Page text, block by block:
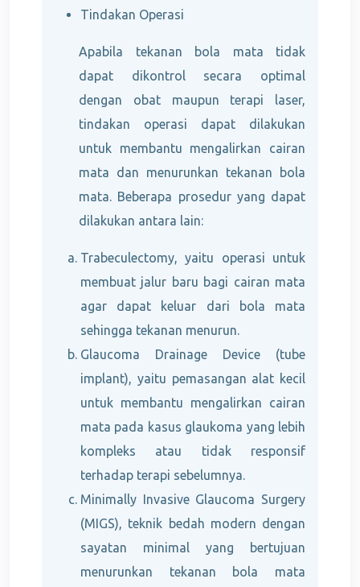
Tindakan Operasi
Apabila tekanan bola mata tidak
dapat dikontrol secara optimal
dengan obat maupun terapi laser,
tindakan operasi dapat dilakukan
untuk membantu mengalirkan cairan
mata dan menurunkan tekanan bola
mata. Beberapa prosedur yang dapat
dilakukan antara lain:
Trabeculectomy, yaitu operasi untuk
membuat jalur baru bagi cairan mata
agar dapat keluar dari bola mata
sehingga tekanan menurun.
Glaucoma Drainage Device (tube
implant), yaitu pemasangan alat kecil
untuk membantu mengalirkan cairan
mata pada kasus glaukoma yang lebih
kompleks atau tidak responsif
terhadap terapi sebelumnya.
Minimally Invasive Glaucoma Surgery
(MIGS), teknik bedah modern dengan
sayatan minimal yang bertujuan
menurunkan tekanan bola mata